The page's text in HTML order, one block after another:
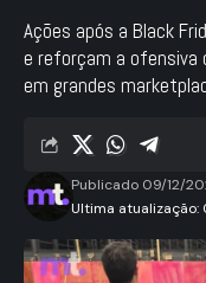
Ações após a Black
e reforçam a ofensiva
em grandes
Ultima atualização:
Publicado 09/12/